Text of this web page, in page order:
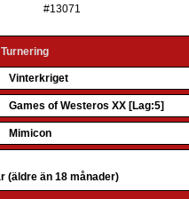
#13071
Turnering
Vinterkriget
Games of Westeros XX [Lag:5]
Mimicon
(äldre än 18 månader)